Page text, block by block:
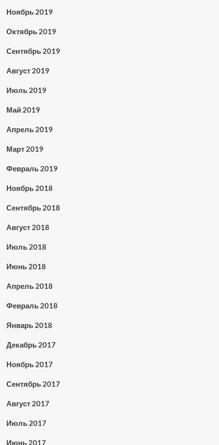
Ноябрь 2019
Октябрь 2019
Сентябрь 2019
Август 2019
Июль 2019
Май 2019
Апрель 2019
Март 2019
Февраль 2019
Ноябрь 2018
Сентябрь 2018
Август 2018
Июль 2018
Июнь 2018
Апрель 2018
Февраль 2018
Январь 2018
Декабрь 2017
Ноябрь 2017
Сентябрь 2017
Август 2017
Июль 2017
Июнь 2017